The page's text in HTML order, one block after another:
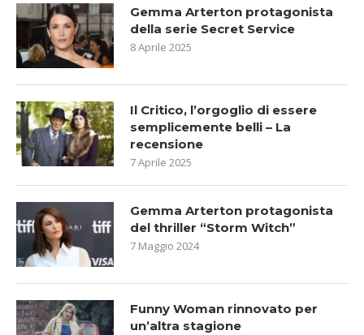
Gemma Arterton protagonista
della serie Secret Service
8 Aprile 2025
Il Critico, l’orgoglio di essere
semplicemente belli – La
recensione
7 Aprile 2025
Gemma Arterton protagonista
del thriller “Storm Witch”
7 Maggio 2024
Funny Woman rinnovato per
un’altra stagione